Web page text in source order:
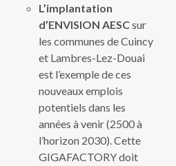
L’implantation
d’ENVISION AESCsur
les communes de Cuincy
et Lambres-Lez-Douai
est l’exemple de ces
nouveaux emplois
potentiels dans les
années à venir (2500 à
l’horizon 2030). Cette
GIGAFACTORY doit